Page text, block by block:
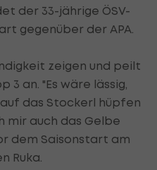
der 33-jährige ÖSV-
gegenüber der APA.
zeigen und peilt
3 an. "Es wäre lässig,
das Stockerl hüpfen
mir auch das Gelbe
dem Saisonstart am
Ruka.